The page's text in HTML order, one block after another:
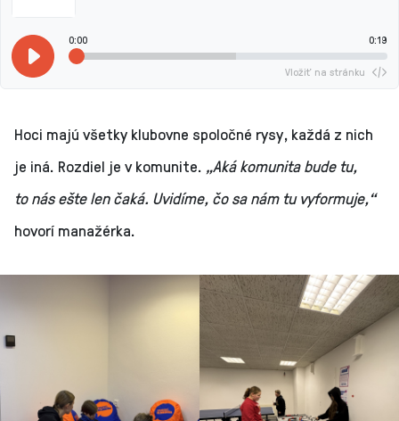
0:00 0:19
Vložiť na stránku
Hoci majú všetky klubovne spoločné rysy, každá z nich
je iná. Rozdiel je v komunite. „Aká komunita bude tu,
to nás ešte len čaká. Uvidíme, čo sa nám tu vyformuje,“
hovorí manažérka.